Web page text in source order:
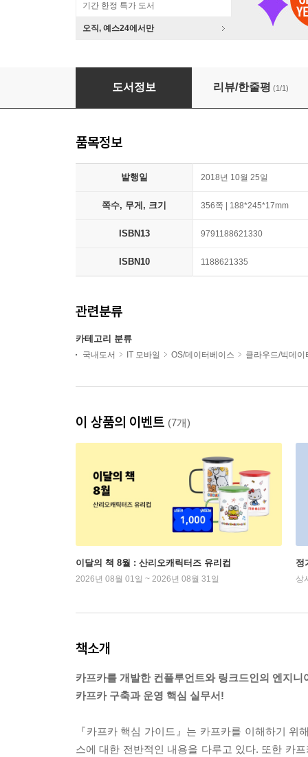
기간 한정 특가 도서
오직, 예스24에서만
카프카 핵심 가이드
도서정보 리뷰/한줄평 (1/1)
품목정보
발행일 2018년 10월 25일
쪽수, 무게, 크기 356쪽 | 188*245*17mm
ISBN13 9791188621330
ISBN10 1188621335
관련분류
카테고리 분류
국내도서 IT 모바일 OS/데이터베이스 클라우드/빅데이
이 상품의 이벤트 (7개)
이달의 책 8월 : 산리오캐릭터즈 유리컵
2026년 08월 01일 ~ 2026년 08월 31일
정
상
책소개
카프카를 개발한 컨플루언트와 링크드인의 엔지니
카프카 구축과 운영 핵심 실무서!
『카프카 핵심 가이드』는 카프카를 이해하기
스에 대한 전반적인 내용을 다루고 있다. 또한 카